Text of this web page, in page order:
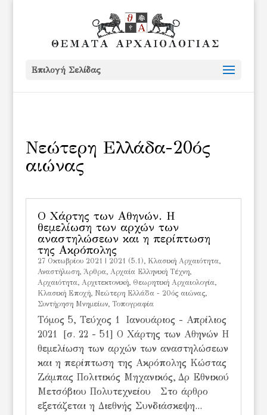
Επιλογή Σελίδας
Νεώτερη Ελλάδα-20ός
αιώνας
Ο Χάρτης των Αθηνών. Η
θεμελίωση των αρχών των
αναστηλώσεων και η περίπτωση
της Ακρόπολης
27 Οκτωβρίου 2021 2021 (5.1), Kλασική Αρχαιότητα,
Αναστήλωση, Άρθρα, Αρχαία Ελληνική Τέχνη,
Αρχαιότητα, Αρχιτεκτονική, Θεωρητική Αρχαιολογία,
Κλασική Εποχή, Νεώτερη Ελλάδα - 20ός αιώνας,
Συντήρηση Μνημείων, Τοπογραφία
Τόμος 5, Τεύχος 1 Ιανουάριος - Απρίλιος
2021 [σ. 22 - 51] Ο Χάρτης των Αθηνών Η
θεμελίωση των αρχών των αναστηλώσεων
και η περίπτωση της Ακρόπολης Κώστας
Ζάμπας Πολιτικός Μηχανικός, Δρ Εθνικού
Μετσόβιου Πολυτεχνείου Στο άρθρο
εξετάζεται η Διεθνής Συνδιάσκεψη...